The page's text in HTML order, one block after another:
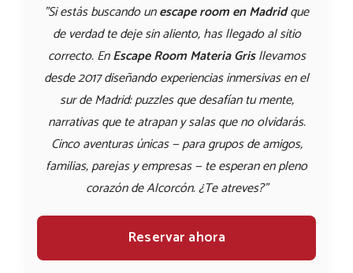
"Si estás buscando unescape room en Madridque
de verdad te deje sin aliento, has llegado al sitio
correcto. EnEscape Room Materia Grisllevamos
desde 2017 diseñando experiencias inmersivas en el
sur de Madrid: puzzles que desafían tu mente,
narrativas que te atrapan y salas que no olvidarás.
Cinco aventuras únicas — para grupos de amigos,
familias, parejas y empresas — te esperan en pleno
corazón de Alcorcón. ¿Te atreves?"
Reservar ahora